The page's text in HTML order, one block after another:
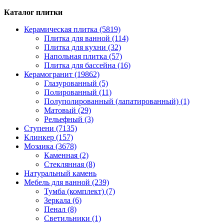
Каталог плитки
Керамическая плитка (5819)
Плитка для ванной (114)
Плитка для кухни (32)
Напольная плитка (57)
Плитка для бассейна (16)
Керамогранит (19862)
Глазурованный (5)
Полированный (11)
Полуполированный (лапатированный) (1)
Матовый (29)
Рельефный (3)
Ступени (7135)
Клинкер (157)
Мозаика (3678)
Каменная (2)
Стеклянная (8)
Натуральный камень
Мебель для ванной (239)
Тумба (комплект) (7)
Зеркала (6)
Пенал (8)
Светильники (1)